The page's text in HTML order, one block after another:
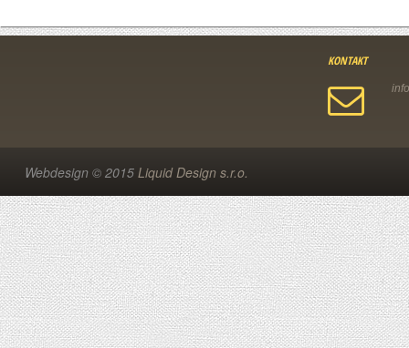
KONTAKT
Webdesign © 2015 Liquid Design s.r.o.